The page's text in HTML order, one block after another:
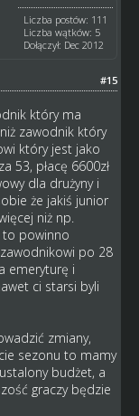
Liczba postów: 111
Liczba wątków: 5
Dołączył: Dec 2012
#15
który ma
zawodnik który
który jest jako
53, płacę 6600zł
dla drużyny i
że jakiś junior
niż np.
to powinno
po 28
emeryturę i
ci starsi byli
zmiany,
sezonu to mamy
budżet, a
graczy będzie